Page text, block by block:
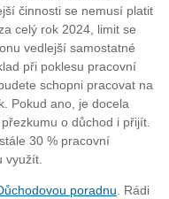
činnosti se nemusí platit
celý rok 2024, limit se
vedlejší samostatné
při poklesu pracovní
schopni pracovat na
Pokud ano, je docela
o důchod i přijít.
30 % pracovní
využít.
poradnu . Rádi